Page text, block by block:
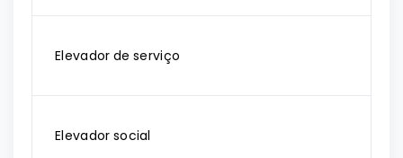
Elevador de serviço
Elevador social